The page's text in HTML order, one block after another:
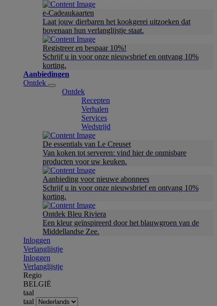
e-Cadeaukaarten
Laat jouw dierbaren het kookgerei uitzoeken dat
bovenaan hun verlanglijstje staat.
Registreer en bespaar 10%!
Schrijf u in voor onze nieuwsbrief en ontvang 10%
korting.
Aanbiedingen
Ontdek
Ontdek
Recepten
Verhalen
Services
Wedstrijd
De essentials van Le Creuset
Van koken tot serveren: vind hier de onmisbare
producten voor uw keuken.
Aanbieding voor nieuwe abonnees
Schrijf u in voor onze nieuwsbrief en ontvang 10%
korting.
Ontdek Bleu Riviera
Een kleur geïnspireerd door het blauwgroen van de
Middellandse Zee.
Inloggen
Verlanglijstje
Inloggen
Verlanglijstje
Regio
BELGIË
taal
taal